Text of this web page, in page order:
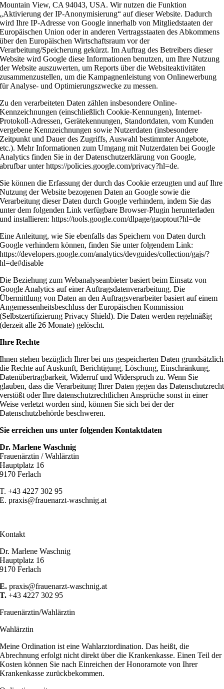
Mountain View, CA 94043, USA. Wir nutzen die Funktion
„Aktivierung der IP-Anonymisierung“ auf dieser Website. Dadurch
wird Ihre IP-Adresse von Google innerhalb von Mitgliedstaaten der
Europäischen Union oder in anderen Vertragsstaaten des Abkommens
über den Europäischen Wirtschaftsraum vor der
Verarbeitung/Speicherung gekürzt. Im Auftrag des Betreibers dieser
Website wird Google diese Informationen benutzen, um Ihre Nutzung
der Website auszuwerten, um Reports über die Websiteaktivitäten
zusammenzustellen, um die Kampagnenleistung von Onlinewerbung
für Analyse- und Optimierungszwecke zu messen.
Zu den verarbeiteten Daten zählen insbesondere Online-
Kennzeichnungen (einschließlich Cookie-Kennungen), Internet-
Protokoll-Adressen, Gerätekennungen, Standortdaten, vom Kunden
vergebene Kennzeichnungen sowie Nutzerdaten (insbesondere
Zeitpunkt und Dauer des Zugriffs, Auswahl bestimmter Angebote,
etc.). Mehr Informationen zum Umgang mit Nutzerdaten bei Google
Analytics finden Sie in der Datenschutzerklärung von Google,
abrufbar unter https://policies.google.com/privacy?hl=de.
Sie können die Erfassung der durch das Cookie erzeugten und auf Ihre
Nutzung der Website bezogenen Daten an Google sowie die
Verarbeitung dieser Daten durch Google verhindern, indem Sie das
unter dem folgenden Link verfügbare Browser-Plugin herunterladen
und installieren: https://tools.google.com/dlpage/gaoptout?hl=de
Eine Anleitung, wie Sie ebenfalls das Speichern von Daten durch
Google verhindern können, finden Sie unter folgendem Link:
https://developers.google.com/analytics/devguides/collection/gajs/?
hl=de#disable
Die Beziehung zum Webanalyseanbieter basiert beim Einsatz von
Google Analytics auf einer Auftragsdatenverarbeitung. Die
Übermittlung von Daten an den Auftragsverarbeiter basiert auf einem
Angemessenheitsbeschluss der Europäischen Kommission
(Selbstzertifizierung Privacy Shield). Die Daten werden regelmäßig
(derzeit alle 26 Monate) gelöscht.
Ihre Rechte
Ihnen stehen bezüglich Ihrer bei uns gespeicherten Daten grundsätzlich
die Rechte auf Auskunft, Berichtigung, Löschung, Einschränkung,
Datenübertragbarkeit, Widerruf und Widerspruch zu. Wenn Sie
glauben, dass die Verarbeitung Ihrer Daten gegen das Datenschutzrecht
verstößt oder Ihre datenschutzrechtlichen Ansprüche sonst in einer
Weise verletzt worden sind, können Sie sich bei der der
Datenschutzbehörde beschweren.
Sie erreichen uns unter folgenden Kontaktdaten
Dr. Marlene Waschnig
Frauenärztin / Wahlärztin
Hauptplatz 16
9170 Ferlach
T. +43 4227 302 95
E.praxis@frauenarzt-waschnig.at
Kontakt
Dr. Marlene Waschnig
Hauptplatz 16
9170 Ferlach
E. praxis@frauenarzt-waschnig.at
T. +43 4227 302 95
Frauenärztin/Wahlärztin
Wahlärztin
Meine Ordination ist eine Wahlarztordination. Das heißt, die
Abrechnung erfolgt nicht direkt über die Krankenkasse. Einen Teil der
Kosten können Sie nach Einreichen der Honorarnote von Ihrer
Krankenkasse zurückbekommen.